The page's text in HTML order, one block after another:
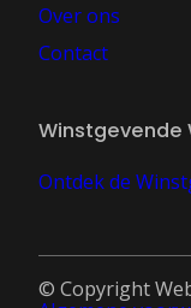
Over ons
Contact
Winstgevende
Ontdek de
© Copyright